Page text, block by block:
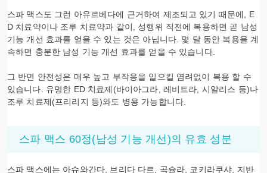
스파 맥스도 그런 아유르베다에 근거하여 제조되고 있기 때문에, E
D 치료약이나 조루 치료약과 같이, 성행위 직전에 복용하면 곧 남성
기능 개선 효과를 얻을 수 있는 것은 아닙니다. 몇 달 동안 복용을 계
속하면 충분한 남성 기능 개선 효과를 얻을 수 있습니다.
그 반면 안전성은 매우 높고 부작용을 일으킬 염려없이 복용 할 수
있습니다. 유명한 ED 치료제(바이아그라, 레비트라, 시알리스 등)나
조루 치료제(프리리지 등)와도 병용 가능합니다.
스파 맥스 60정(남성 기능 개선)의 유효 성분
스파 맥스에는 아슈와간다, 브리다 다르, 곡슐라, 코키라쿠샤, 지반